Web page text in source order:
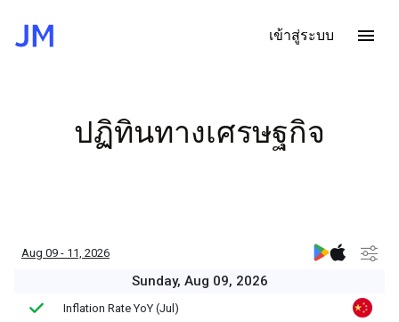
เข้าสู่ระบบ
ปฏิทินทางเศรษฐกิจ